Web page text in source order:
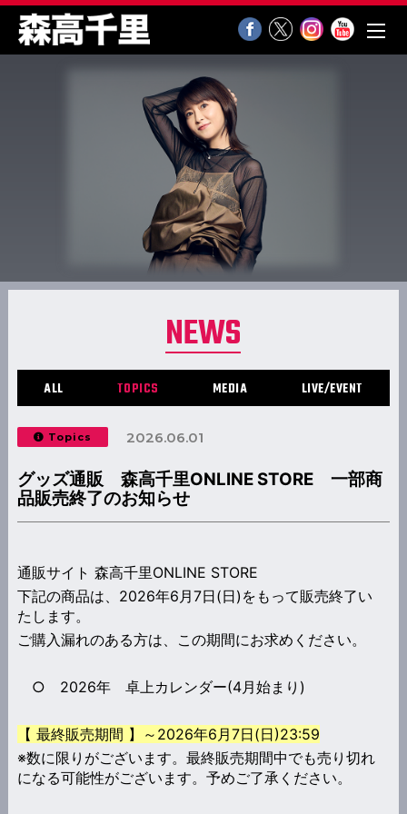
NEWS
ALL TOPICS MEDIA LIVE/EVENT
Topics 2026.06.01
グッズ通販 森高千里ONLINE STORE 一部商
品販売終了のお知らせ
通販サイト 森高千里ONLINE STORE
下記の商品は、2026年6月7日(日)をもって販売終了い
たします。
ご購入漏れのある方は、この期間にお求めください。
○ 2026年 卓上カレンダー(4月始まり)
【 最終販売期間 】～2026年6月7日(日)23:59
※数に限りがございます。最終販売期間中でも売り切れ
になる可能性がございます。予めご了承ください。